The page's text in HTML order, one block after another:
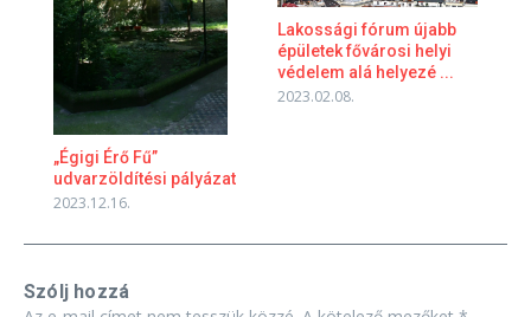
„Égigi Érő Fű”
udvarzöldítési pályázat
2023.12.16.
Lakossági fórum újabb
épületek fővárosi helyi
védelem alá helyezé ...
2023.02.08.
Szólj hozzá